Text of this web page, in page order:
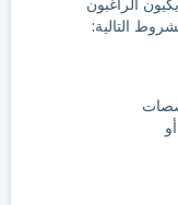
الراغبون
التالية: